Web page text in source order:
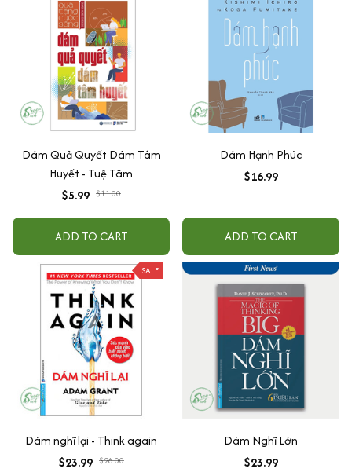
Dám Quả Quyết Dám Tâm
Huyết - Tuệ Tâm
$5.99 $11.00
ADD TO CART
Dám Hạnh Phúc
$16.99
ADD TO CART
SALE
Dám nghĩ lại - Think again
$23.99 $26.00
Dám Nghĩ Lớn
$23.99